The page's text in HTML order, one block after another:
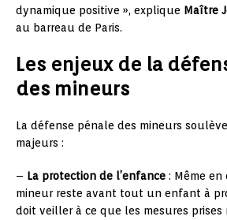
dynamique positive », explique Maître
au barreau de Paris.
Les enjeux de la
des mineurs
La défense pénale des mineurs
majeurs :
– La protection de l’enfance : Même en
mineur reste avant tout un enfant à
doit veiller à ce que les mesures